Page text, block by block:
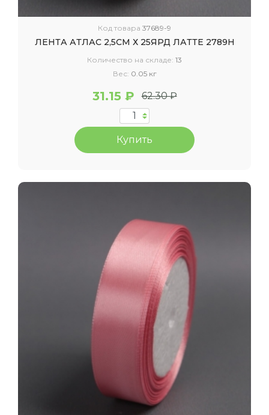
Код товара 37689-9
ЛЕНТА АТЛАС 2,5СМ Х 25ЯРД ЛАТТЕ 2789Н
Количество на складе: 13
Вес: 0.05 кг
31.15 ₽ 62.30 ₽
Купить